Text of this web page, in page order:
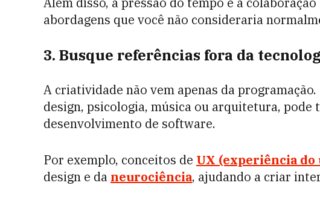
abordagens que você não consideraria
3. Busque referências fora da
A criatividade não vem apenas da
design, psicologia, música ou arquitetura,
desenvolvimento de software.
Por exemplo, conceitos de UX (experiência do
design e da neurociência, ajudando a criar